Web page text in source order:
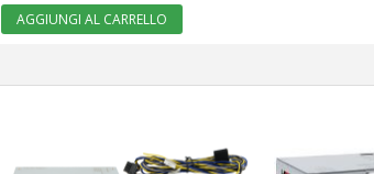
AGGIUNGI AL CARRELLO